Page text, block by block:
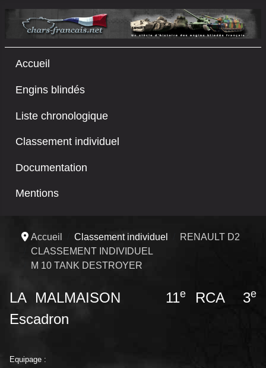
Accueil
Engins blindés
Liste chronologique
Classement individuel
Documentation
Mentions
Accueil Classement individuel
RENAULT D2
CLASSEMENT INDIVIDUEL
M 10 TANK DESTROYER
LA MALMAISON 11e RCA 3e
Escadron
Equipage :